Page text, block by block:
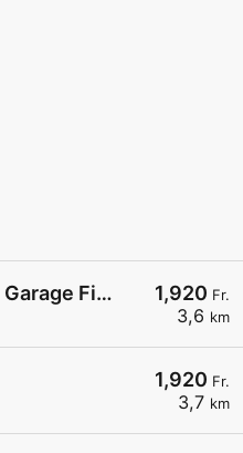
1,920 Fr.
3,6 km
Ruedi Rüssel Tankstelle Garage Fischer AG Baldegg
1,920 Fr.
3,7 km